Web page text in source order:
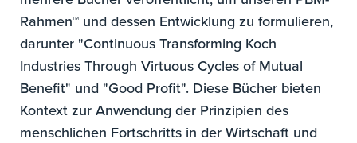
Rahmen™ und dessen Entwicklung zu formulieren,
darunter "Continuous Transforming Koch
Industries Through Virtuous Cycles of Mutual
Benefit" und "Good Profit". Diese Bücher bieten
Kontext zur Anwendung der Prinzipien des
menschlichen Fortschritts in der Wirtschaft und